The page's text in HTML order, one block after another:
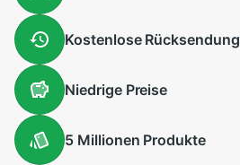
KostenloseRücksendung
NiedrigePreise
5 Millionen Produkte